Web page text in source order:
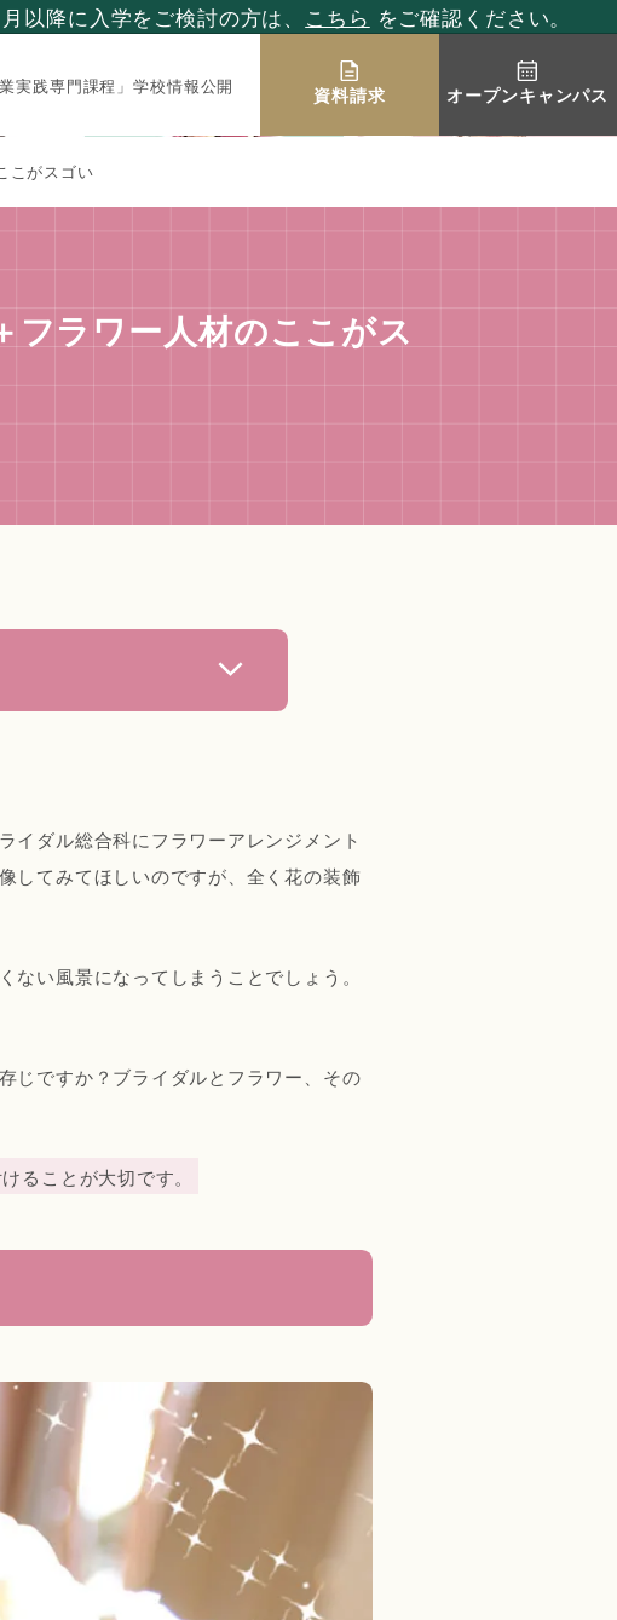
降に入学をご検討の方は、 こちら をご確認ください。
実践専門課程」学校情報公開 資料請求 オープンキャンパス
こがスゴい
フラワー人材のここがス
ワケ
ません
イダル総合科にフラワーアレンジメント
してみてほしいのですが、全く花の装飾
い風景になってしまうことでしょう。
じですか？ブライダルとフラワー、その
ることが大切です。